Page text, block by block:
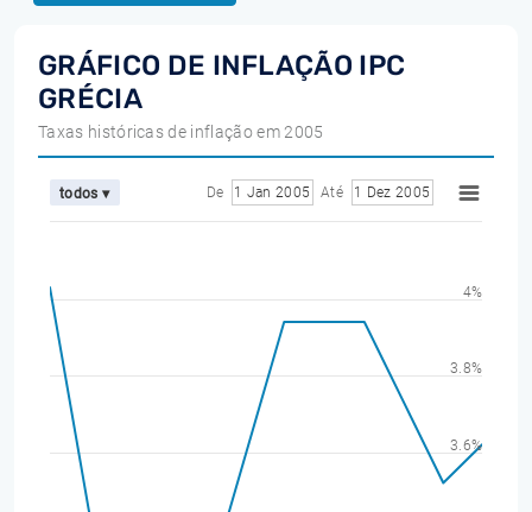
GRÁFICO DE INFLAÇÃO IPC
GRÉCIA
Taxas históricas de inflação em 2005
todos ▾ De 1 Jan 2005 Até 1 Dez 2005
3.6%
3.8%
4%